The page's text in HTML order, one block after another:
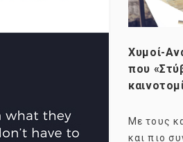
μας βρίσκεται
στάδιο, το
Χυμοί-
που
Με τους
και πιο